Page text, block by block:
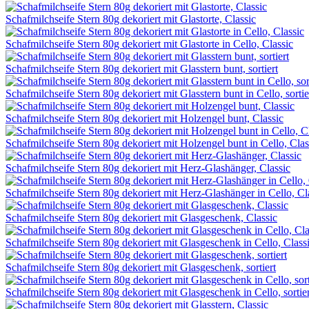
Schafmilchseife Stern 80g dekoriert mit Glastorte, Classic
Schafmilchseife Stern 80g dekoriert mit Glastorte in Cello, Classic
Schafmilchseife Stern 80g dekoriert mit Glasstern bunt, sortiert
Schafmilchseife Stern 80g dekoriert mit Glasstern bunt in Cello,
Schafmilchseife Stern 80g dekoriert mit Holzengel bunt, Classic
Schafmilchseife Stern 80g dekoriert mit Holzengel bunt in Cello,
Schafmilchseife Stern 80g dekoriert mit Herz-Glashänger, Classic
Schafmilchseife Stern 80g dekoriert mit Herz-Glashänger in Cello,
Schafmilchseife Stern 80g dekoriert mit Glasgeschenk, Classic
Schafmilchseife Stern 80g dekoriert mit Glasgeschenk in Cello,
Schafmilchseife Stern 80g dekoriert mit Glasgeschenk, sortiert
Schafmilchseife Stern 80g dekoriert mit Glasgeschenk in Cello,